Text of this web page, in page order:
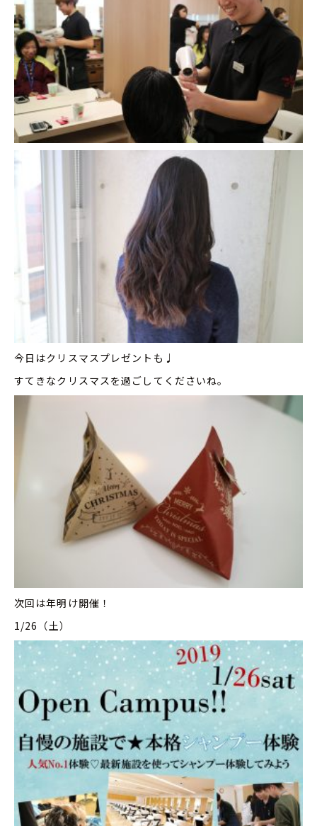
今日はクリスマスプレゼントも♩
すてきなクリスマスを過ごしてくださいね。
次回は年明け開催！
1/26（土）